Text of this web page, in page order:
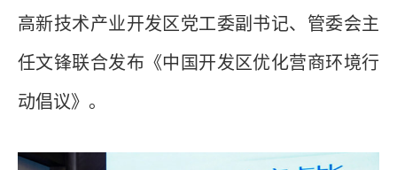
高新技术产业开发区党工委副书记、管委会主
任文锋联合发布《中国开发区优化营商环境行
动倡议》。